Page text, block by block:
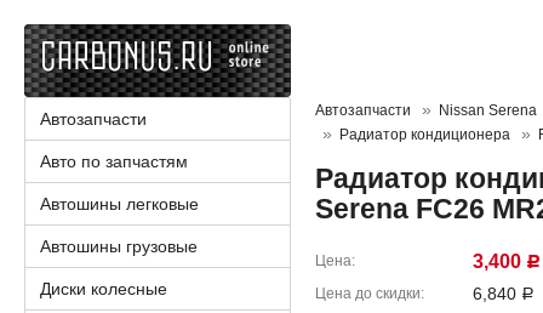
Автозапчасти
Nissan Serena
Радиатор кондиционера
Радиатор
Serena FC26
Цена 3,400 Р
Цена до скидки 6,840 Р
Автозапчасти
Авто по запчастям
Автошины легковые
Автошины грузовые
Диски колесные